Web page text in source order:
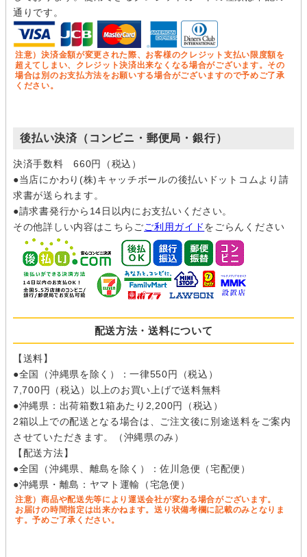
通りです。
注意）決済金額が変更された際、お客様のクレジット支払い限度額を
超えてしまい、クレジット決済出来なくなる場合がございます。その
場合は別のお支払方法をお願いする場合がございますので予めご了承
ください。
後払い決済（コンビニ・郵便局・銀行）
決済手数料 660円（税込）
●当店にかわり(株)キャッチボールの後払いドットコムより請
求書が送られます。
●請求書発行から14日以内にお支払いください。
その他詳しい内容はこちらごご利用ガイドをごらんください
配送方法・送料について
【送料】
●全国（沖縄県を除く）：一律550円（税込）
7,700円（税込）以上のお買い上げで送料無料
●沖縄県：出荷箱数1箱あたり2,200円（税込）
2箱以上での配送となる場合は、ご注文後に別途送料をご案内
させていただきます。（沖縄県のみ）
【配送方法】
●全国（沖縄県、離島を除く）：佐川急便（宅配便）
●沖縄県・離島：ヤマト運輸（宅急便）
注意）商品や配送先等により運送会社が変わる場合がございます。
お届けの時間指定は出来かねます。送り状備考欄に記載のみとなりま
す。予めご了承ください。